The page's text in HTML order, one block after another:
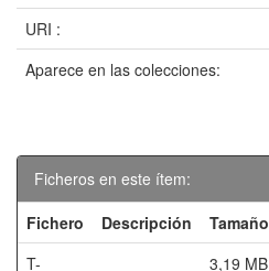
URI :
Aparece en las colecciones:
Ficheros en este ítem:
Fichero
Descripción Tamaño
T-
3,19 MB